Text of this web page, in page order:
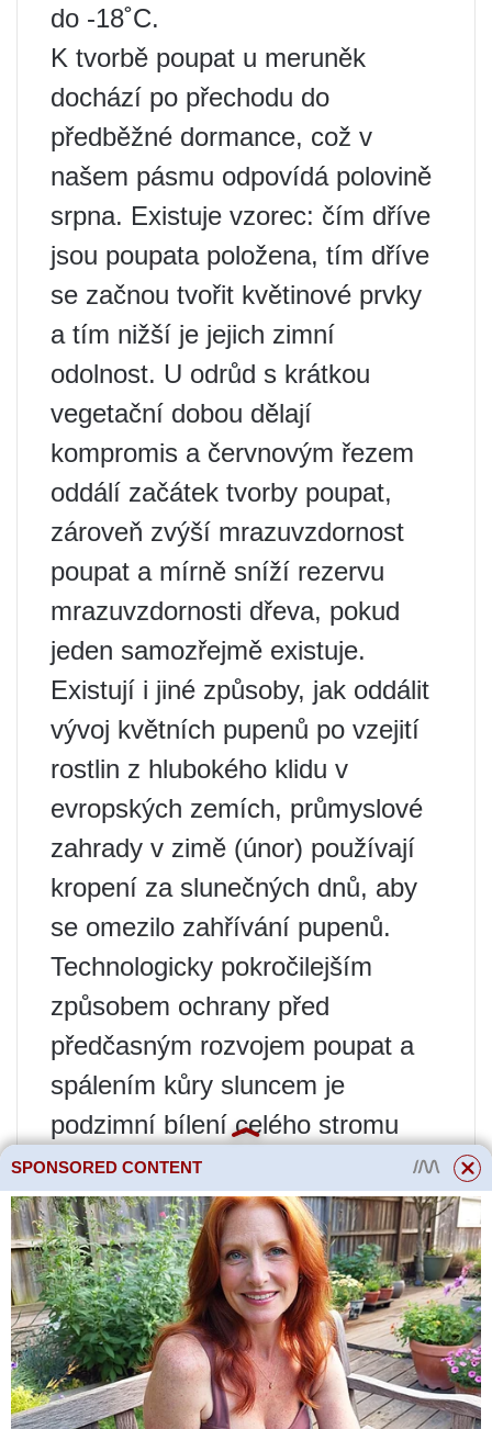
do -18˚С.
K tvorbě poupat u meruněk
dochází po přechodu do
předběžné dormance, což v
našem pásmu odpovídá polovině
srpna. Existuje vzorec: čím dříve
jsou poupata položena, tím dříve
se začnou tvořit květinové prvky
a tím nižší je jejich zimní
odolnost. U odrůd s krátkou
vegetační dobou dělají
kompromis a červnovým řezem
oddálí začátek tvorby poupat,
zároveň zvýší mrazuvzdornost
poupat a mírně sníží rezervu
mrazuvzdornosti dřeva, pokud
jeden samozřejmě existuje.
Existují i ​​jiné způsoby, jak oddálit
vývoj květních pupenů po vzejití
rostlin z hlubokého klidu v
evropských zemích, průmyslové
zahrady v zimě (únor) používají
kropení za slunečných dnů, aby
se omezilo zahřívání pupenů.
Technologicky pokročilejším
způsobem ochrany před
předčasným rozvojem poupat a
spálením kůry sluncem je
podzimní bílení celého stromu
vodou ředitelnou barvou.
S rozvojem květu klesá jeho
mrazuvzdornost, takže pro fázi
poupěte je destruktivní teplota -5
– -7˚С, pro kvetoucí květ -3 –
-5˚С, pro mladý vaječník -1– -3˚С
.
SPONSORED CONTENT